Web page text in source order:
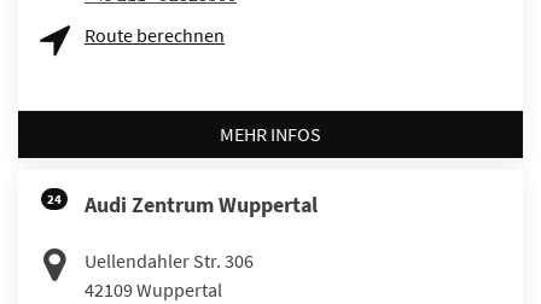
Route berechnen
MEHR INFOS
24 Audi Zentrum Wuppertal
Uellendahler Str. 306
42109Wuppertal